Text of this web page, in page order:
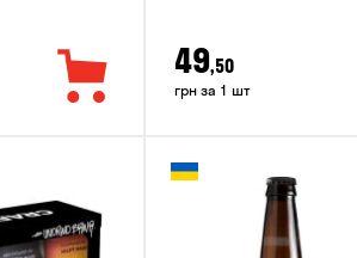
49,50
грн за 1 шт